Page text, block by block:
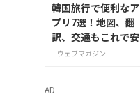
韓国旅行で便利なア
プリ7選！地図、翻
訳、交通もこれで安
心ウェブマガジン
AD